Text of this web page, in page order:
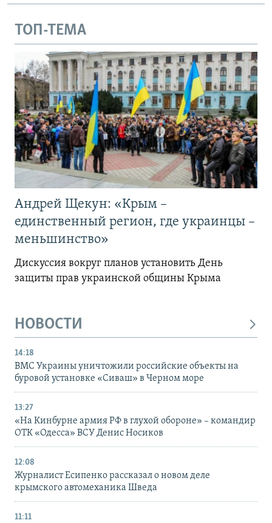
ТОП-ТЕМА
Андрей Щекун: «Крым –
единственный регион, где украинцы –
меньшинство»
Дискуссия вокруг планов установить День
защиты прав украинской общины Крыма
НОВОСТИ
14:18
ВМС Украины уничтожили российские объекты на
буровой установке «Сиваш» в Черном море
13:27
«На Кинбурне армия РФ в глухой обороне» – командир
ОТК «Одесса» ВСУ Денис Носиков
12:08
Журналист Есипенко рассказал о новом деле
крымского автомеханика Шведа
11:11